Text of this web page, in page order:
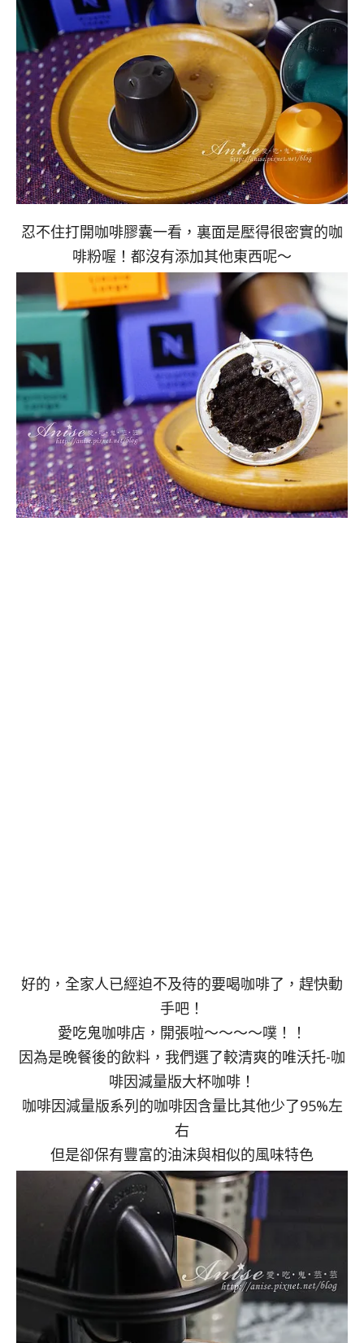
忍不住打開咖啡膠囊一看，裏面是壓得很密實的咖
啡粉喔！都沒有添加其他東西呢～
好的，全家人已經迫不及待的要喝咖啡了，趕快動
手吧！
愛吃鬼咖啡店，開張啦～～～～噗！！
因為是晚餐後的飲料，我們選了較清爽的唯沃托-咖
啡因減量版大杯咖啡！
咖啡因減量版系列的咖啡因含量比其他少了95%左
右
但是卻保有豐富的油沫與相似的風味特色